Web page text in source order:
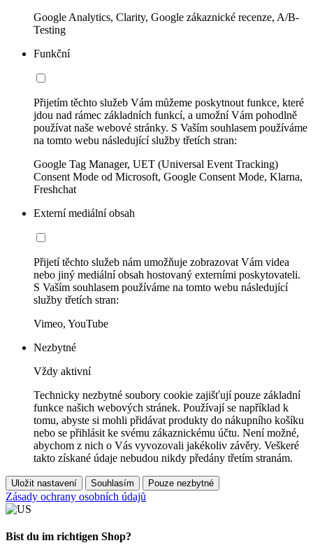
Google Analytics, Clarity, Google zákaznické recenze, A/B-
Testing
Funkční
Přijetím těchto služeb Vám můžeme poskytnout funkce, které
jdou nad rámec základních funkcí, a umožní Vám pohodlně
používat naše webové stránky. S Vaším souhlasem používáme
na tomto webu následující služby třetích stran:
Google Tag Manager, UET (Universal Event Tracking)
Consent Mode od Microsoft, Google Consent Mode, Klarna,
Freshchat
Externí mediální obsah
Přijetí těchto služeb nám umožňuje zobrazovat Vám videa
nebo jiný mediální obsah hostovaný externími poskytovateli.
S Vaším souhlasem používáme na tomto webu následující
služby třetích stran:
Vimeo, YouTube
Nezbytné
Vždy aktivní
Technicky nezbytné soubory cookie zajišťují pouze základní
funkce našich webových stránek. Používají se například k
tomu, abyste si mohli přidávat produkty do nákupního košíku
nebo se přihlásit ke svému zákaznickému účtu. Není možné,
abychom z nich o Vás vyvozovali jakékoliv závěry. Veškeré
takto získané údaje nebudou nikdy předány třetím stranám.
Uložit nastavení Souhlasím Pouze nezbytné
Zásady ochrany osobních údajů
Bist du im richtigen Shop?